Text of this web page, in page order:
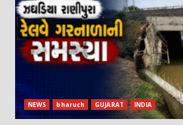
NEWS bharuch GUJARAT INDIA